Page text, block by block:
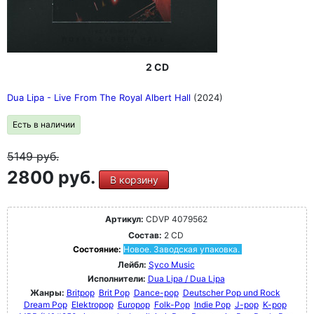
2 CD
Dua Lipa - Live From The Royal Albert Hall (2024)
Есть в наличии
5149руб.
2800 руб. В корзину
Артикул: CDVP 4079562
Состав: 2 CD
Состояние: Новое. Заводская упаковка.
Лейбл: Syco Music
Исполнители: Dua Lipa / Dua Lipa
Жанры: Britpop Brit Pop Dance-pop Deutscher Pop und Rock
Dream Pop Elektropop Europop Folk-Pop Indie Pop J-pop K-pop